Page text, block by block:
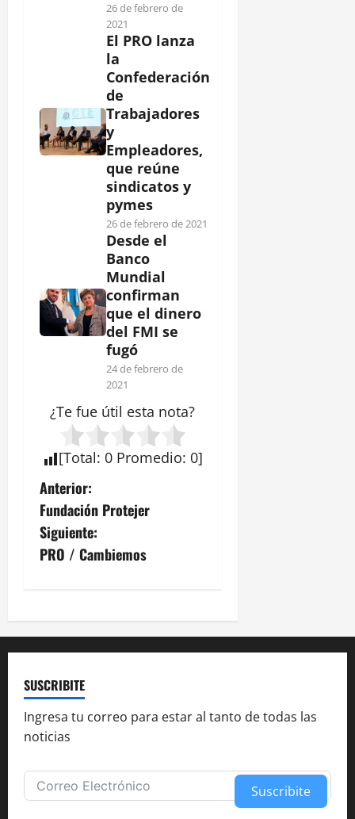
26 de febrero de
2021
El PRO lanza
la
Confederación
de
Trabajadores
y
Empleadores,
que reúne
sindicatos y
pymes
26 de febrero de 2021
Desde el
Banco
Mundial
confirman
que el dinero
del FMI se
fugó
24 de febrero de
2021
¿Te fue útil esta nota?
[Total: 0 Promedio: 0]
N
a
v
g
a
c
i
n
Anterior:
Fundación Protejer
Siguiente:
PRO / Cambiemos
SUSCRIBITE
Ingresa tu correo para estar al tanto de todas las
noticias
Suscribite